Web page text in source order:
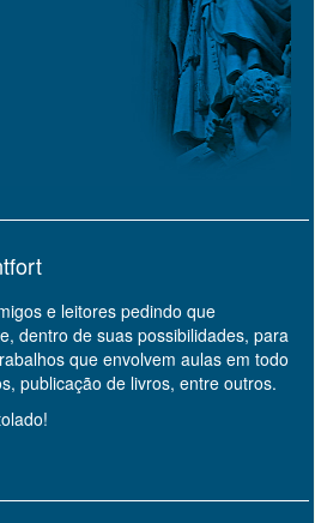
e leitores pedindo que
dentro de suas possibilidades, para
que envolvem aulas em todo
publicação de livros, entre outros.